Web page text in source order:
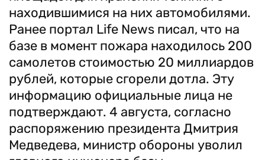
находившимися на них автомобилями.
Ранее портал Life News писал, что на
базе в момент пожара находилось 200
самолетов стоимостью 20 миллиардов
рублей, которые сгорели дотла. Эту
информацию официальные лица не
подтверждают. 4 августа, согласно
распоряжению президента Дмитрия
Медведева, министр обороны уволил